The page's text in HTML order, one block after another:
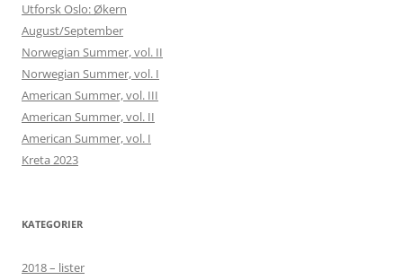
Utforsk Oslo: Økern
August/September
Norwegian Summer, vol. II
Norwegian Summer, vol. I
American Summer, vol. III
American Summer, vol. II
American Summer, vol. I
Kreta 2023
KATEGORIER
2018 – lister